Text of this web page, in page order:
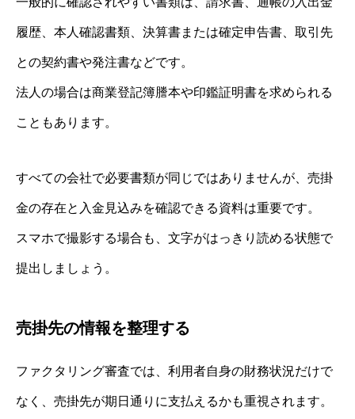
履歴、本人確認書類、決算書または確定申告書、取引先
との契約書や発注書などです。
法人の場合は商業登記簿謄本や印鑑証明書を求められる
こともあります。
すべての会社で必要書類が同じではありませんが、売掛
金の存在と入金見込みを確認できる資料は重要です。
スマホで撮影する場合も、文字がはっきり読める状態で
提出しましょう。
売掛先の情報を整理する
ファクタリング審査では、利用者自身の財務状況だけで
なく、売掛先が期日通りに支払えるかも重視されます。